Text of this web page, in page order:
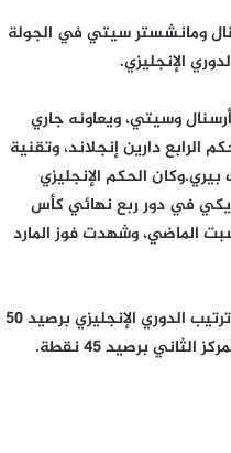
ومانشستر سيتي في الجولة
وسيتي، ويعاونه جاري
الرابع دارين إنجلاند، وتقنية
الحكم الإنجليزي
في دور ربع نهائي كأس
الماضي، وشهدت فوز المارد
جدير بالذكر أن أرسنال يتصدر جدول ترتيب الدوري الإنجليزي برصيد 50
برصيد 45 نقطة.